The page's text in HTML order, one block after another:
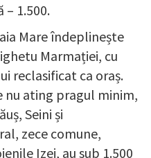
– 1.500.
Mare îndeplinește
Marmației, cu
reclasificat ca oraș.
nu ating pragul minim,
Seini și
zece comune,
Izei, au sub 1.500